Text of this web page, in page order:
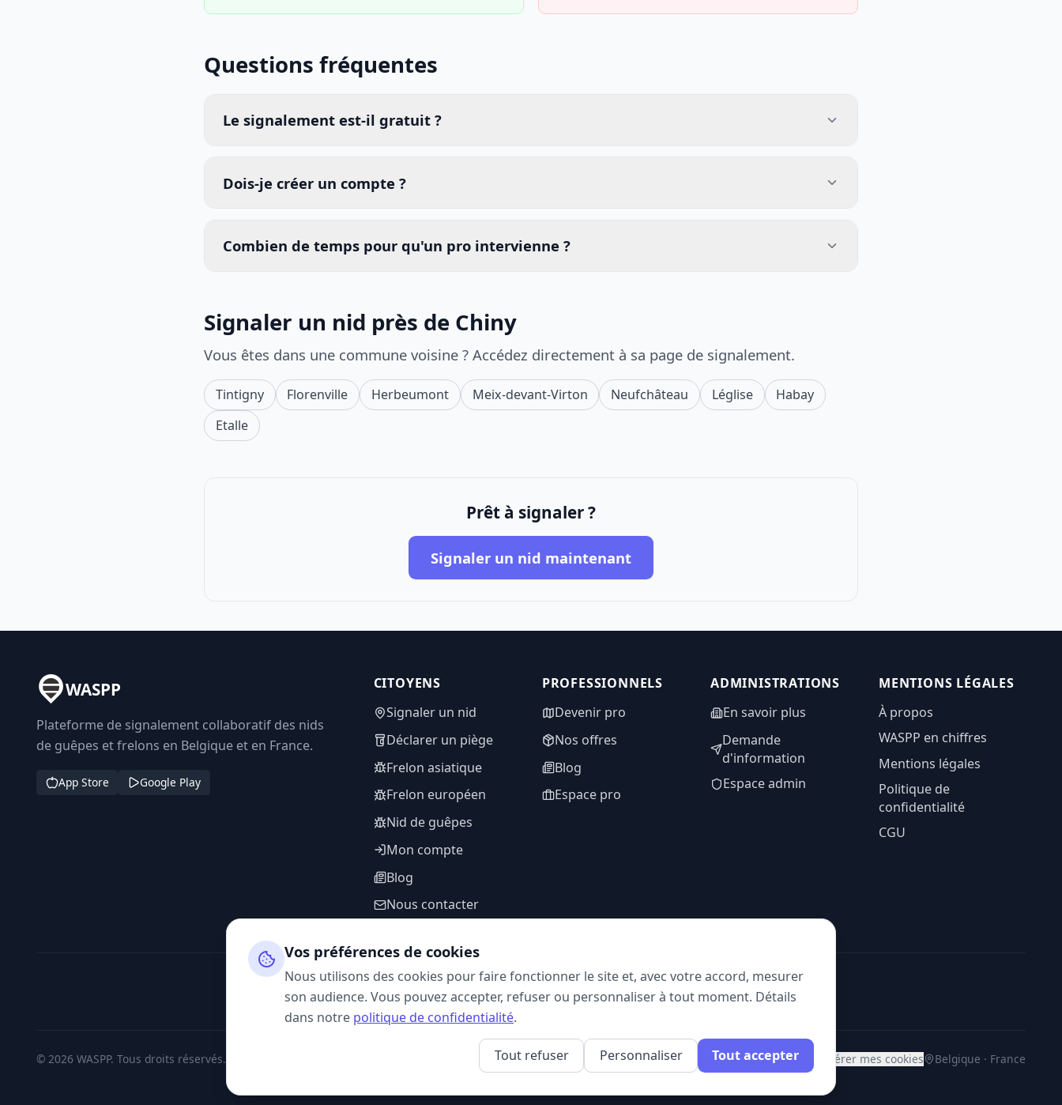
Questions fréquentes
Le signalement est-il gratuit ?
Dois-je créer un compte ?
Combien de temps pour qu'un pro intervienne ?
Signaler un nid près de Chiny
Vous êtes dans une commune voisine ? Accédez directement à sa page de signalement.
Tintigny Florenville Herbeumont Meix-devant-Virton Neufchâteau Léglise
Habay
Etalle
Prêt à signaler ?
Signaler un nid maintenant
WASPP
Plateforme de signalement collaboratif des nids
de guêpes et frelons en Belgique et en France.
App Store Google Play
CITOYENS
Signaler un nid
Déclarer un piège
Frelon asiatique
Frelon européen
Nid de guêpes
Mon compte
Blog
Nous contacter
PROFESSIONNELS
Devenir pro
Nos offres
Blog
Espace pro
ADMINISTRATIONS
En savoir plus
Demande
d'information
Espace admin
MENTIONS LÉGALES
À propos
WASPP en chiffres
Mentions légales
Politique de
confidentialité
CGU
SUIVEZ-NOUS
© 2026 WASPP. Tous droits réservés. Gérer mes cookies Belgique · France
Vos préférences de cookies
Nous utilisons des cookies pour faire fonctionner le site et, avec votre accord, mesurer
son audience. Vous pouvez accepter, refuser ou personnaliser à tout moment. Détails
dans notre politique de confidentialité.
Tout refuser Personnaliser Tout accepter